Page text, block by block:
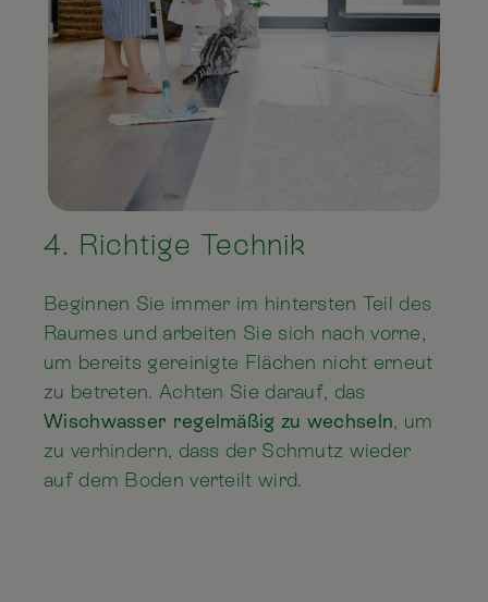
4. Richtige Technik
Beginnen Sie immer im hintersten Teil des
Raumes und arbeiten Sie sich nach vorne,
um bereits gereinigte Flächen nicht erneut
zu betreten. Achten Sie darauf, das
Wischwasser regelmäßig zu wechseln, um
zu verhindern, dass der Schmutz wieder
auf dem Boden verteilt wird.